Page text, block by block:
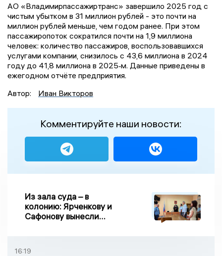
АО «Владимирпассажиртранс» завершило 2025 год с
чистым убытком в 31 миллион рублей - это почти на
миллион рублей меньше, чем годом ранее. При этом
пассажиропоток сократился почти на 1,9 миллиона
человек: количество пассажиров, воспользовавшихся
услугами компании, снизилось с 43,6 миллиона в 2024
году до 41,8 миллиона в 2025‑м. Данные приведены в
ежегодном отчёте предприятия.
Автор:
Иван Викторов
Комментируйте наши новости:
Из зала суда – в
колонию: Ярченкову и
Сафонову вынесли
16:19